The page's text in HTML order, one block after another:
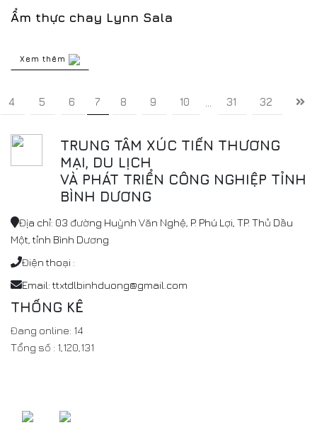
Ẩm thực chay Lynn Sala
Xem thêm
4 5 6 7 8 9 10 31 32
TRUNG TÂM XÚC TIẾN THƯƠNG
MẠI, DU LỊCH
VÀ PHÁT TRIỂN CÔNG NGHIỆP TỈNH
BÌNH DƯƠNG
Địa chỉ: 03 đường Huỳnh Văn Nghệ, P. Phú Lợi, TP. Thủ Dầu
Một, tỉnh Bình Dương
Điện thoại :
Email: ttxtdlbinhduong@gmail.com
THỐNG KÊ
Đang online: 14
Tổng số : 1,120,131